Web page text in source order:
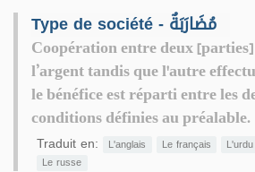
Type de société - مُضَارَبَةٌ
Coopération entre deux [parties]
l’argent tandis que l'autre
le bénéfice est réparti entre les
conditions définies au préalable.
Traduit en: L'anglais Le français L'urdu
Le russe